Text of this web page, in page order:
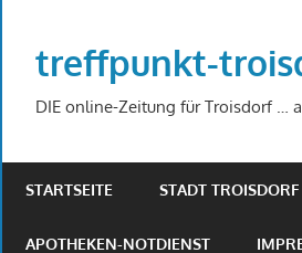
springen
treffpunkt-
DIE online-Zeitung für Troisdorf …
STARTSEITE STADT TROISDORF
APOTHEKEN-NOTDIENST